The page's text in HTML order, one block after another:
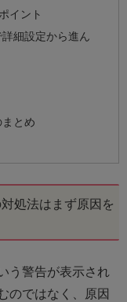
イント
細設定から進ん
とめ
処法はまず原因を
う警告が表示され
のではなく、原因